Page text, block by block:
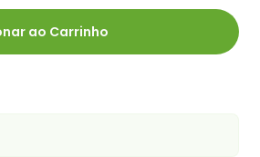
ao Carrinho